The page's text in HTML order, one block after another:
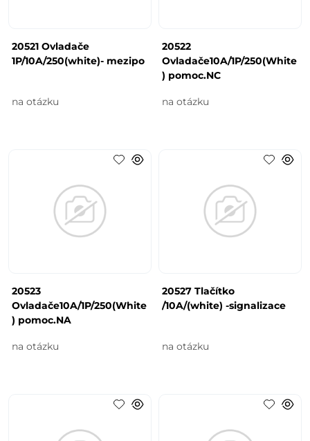
20521 Ovladače
1P/10A/250(white)- mezipo
na otázku
20522
Ovladače10A/1P/250(White
) pomoc.NC
na otázku
20523
Ovladače10A/1P/250(White
) pomoc.NA
na otázku
20527 Tlačítko
/10A/(white) -signalizace
na otázku